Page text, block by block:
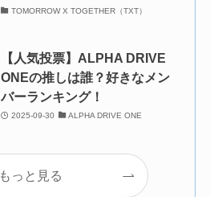
TOMORROW X TOGETHER（TXT）
【人気投票】ALPHA DRIVE
ONEの推しは誰？好きなメン
バーランキング！
2025-09-30 ALPHA DRIVE ONE
もっと見る